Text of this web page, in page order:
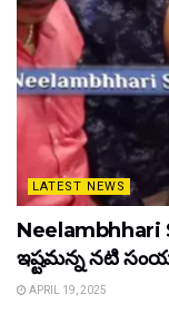
LATEST NEWS
ఇష్టమన్న నటి
APRIL 19, 2025